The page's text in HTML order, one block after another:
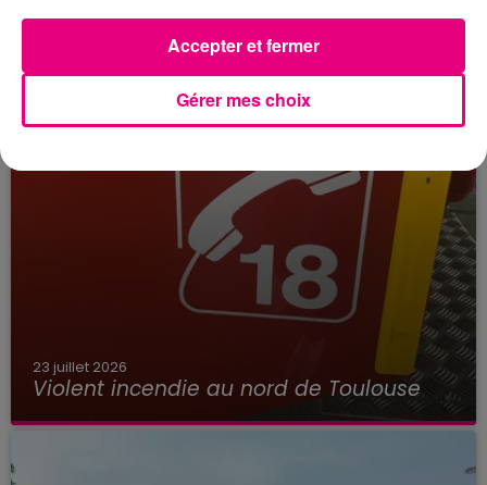
23 juillet 2026
Violent incendie au nord de Toulouse
Gérer mes choix
Accepter et fermer